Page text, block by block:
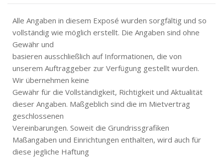
Alle Angaben in diesem Exposé wurden sorgfältig und so
vollständig wie möglich erstellt. Die Angaben sind ohne
Gewähr und
basieren ausschließlich auf Informationen, die von
unserem Auftraggeber zur Verfügung gestellt wurden.
Wir übernehmen keine
Gewähr für die Vollständigkeit, Richtigkeit und Aktualität
dieser Angaben. Maßgeblich sind die im Mietvertrag
geschlossenen
Vereinbarungen. Soweit die Grundrissgrafiken
Maßangaben und Einrichtungen enthalten, wird auch für
diese jegliche Haftung